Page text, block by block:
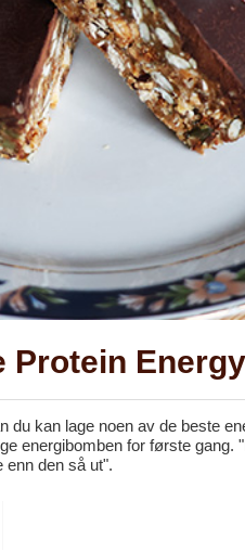
Protein
du kan lage noen av de beste
energibomben for første gang.
enn den så ut".